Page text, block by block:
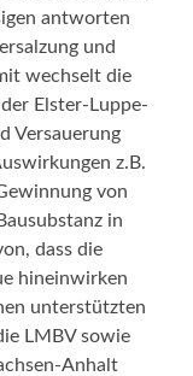
antworten
und
wechselt die
Elster-Luppe-
Versauerung
z.B.
von
in
dass die
hineinwirken
unterstützten
LMBV sowie
Anhalt